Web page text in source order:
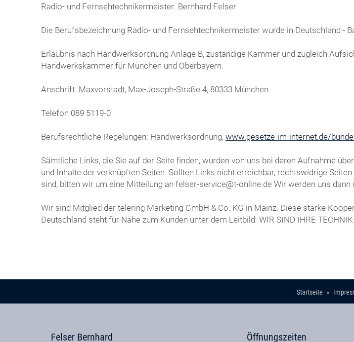
Radio- und Fernsehtechnikermeister: Bernhard Felser
Die Berufsbezeichnung Radio- und Fernsehtechnikermeister wurde in Deutschland -
Erlaubnis nach Handwerksordnung Anlage B, zuständige Kammer und zugleich
Handwerkskammer für München und Oberbayern.
Anschrift: Maxvorstadt, Max-Joseph-Straße 4, 80333 München
Telefon 089 5119-0
Berufsrechtliche Regelungen: Handwerksordnung,www.gesetze-im-internet.de/
Sämtliche Links, die Sie auf der Seite finden, wurden von uns bei deren Aufnahme
und Inhalte der verknüpften Seiten. Sollten Links nicht erreichbar, rechtswidrige
sind, bitten wir um eine Mitteilung an felser-service@t-online.de Wir werden uns
Wir sind Mitglied der telering Marketing GmbH & Co. KG in Mainz. Diese starke
Deutschland steht für Nähe zum Kunden unter dem Leitbild: WIR SIND IHRE
Startseite
Felser Bernhard Öffnungszeiten